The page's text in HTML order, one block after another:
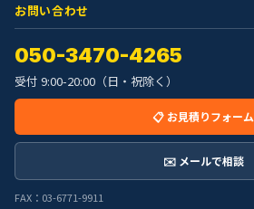
お問い合わせ
050-3470-4265
受付 9:00-20:00（日・祝除く）
📋 お見積りフォーム
✉️ メールで相談
FAX：03-6771-9911